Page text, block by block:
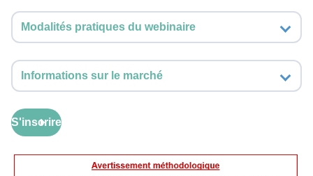
Modalités pratiques du webinaire
Informations sur le marché
S'inscrire